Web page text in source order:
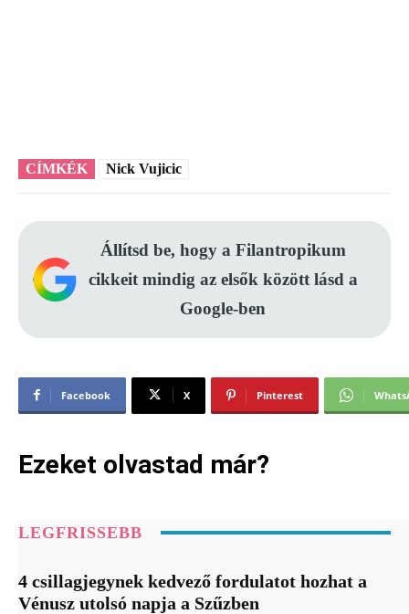
CÍMKÉK Nick Vujicic
Állítsd be, hogy a Filantropikum
cikkeit mindig az elsők között lásd a
Google-ben
Facebook X Pinterest
Ezeket olvastad már?
LEGFRISSEBB
4 csillagjegynek kedvező fordulatot hozhat a
Vénusz utolsó napja a Szűzben